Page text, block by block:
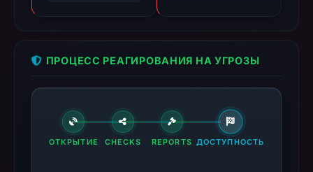
ПРОЦЕСС РЕАГИРОВАНИЯ НА УГРОЗЫ
ОТКРЫТИЕ CHECKS REPORTS ДОСТУПНОСТЬ